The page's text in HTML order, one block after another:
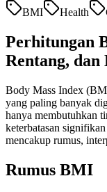
BMI
Health
Perhitungan
Rentang, dan
Body Mass Index
yang paling banyak
hanya membutuhkan
keterbatasan
mencakup rumus,
Rumus BMI